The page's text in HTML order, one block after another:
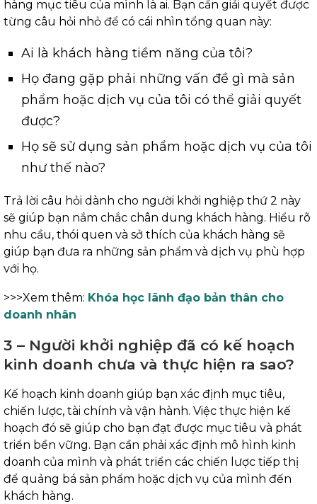
hàng mục tiêu của mình là ai. Bạn cần giải quyết được
từng câu hỏi nhỏ để có cái nhìn tổng quan này:
Ai là khách hàng tiềm năng của tôi?
Họ đang gặp phải những vấn đề gì mà sản
phẩm hoặc dịch vụ của tôi có thể giải quyết
được?
Họ sẽ sử dụng sản phẩm hoặc dịch vụ của tôi
như thế nào?
Trả lời câu hỏi dành cho người khởi nghiệp thứ 2 này
sẽ giúp bạn nắm chắc chân dung khách hàng. Hiểu rõ
nhu cầu, thói quen và sở thích của khách hàng sẽ
giúp bạn đưa ra những sản phẩm và dịch vụ phù hợp
với họ.
>>>Xem thêm: Khóa học lãnh đạo bản thân cho
doanh nhân
3 – Người khởi nghiệp đã có kế hoạch
kinh doanh chưa và thực hiện ra sao?
Kế hoạch kinh doanh giúp bạn xác định mục tiêu,
chiến lược, tài chính và vận hành. Việc thực hiện kế
hoạch đó sẽ giúp cho bạn đạt được mục tiêu và phát
triển bền vững. Bạn cần phải xác định mô hình kinh
doanh của mình và phát triển các chiến lược tiếp thị
để quảng bá sản phẩm hoặc dịch vụ của mình đến
khách hàng.